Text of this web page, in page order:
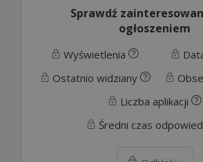
Sprawdź
ogłoszeniem
Wyświetlenia
Ostatnio widziany
Liczba aplikacji
Średni czas